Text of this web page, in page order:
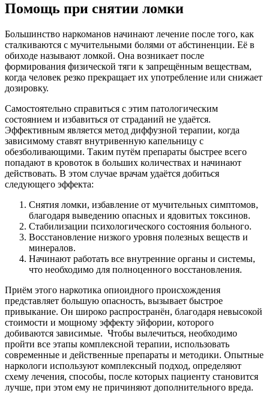
Помощь при снятии ломки
Большинство наркоманов начинают лечение после того, как
сталкиваются с мучительными болями от абстиненции. Её в
обиходе называют ломкой. Она возникает после
формирования физической тяги к запрещённым веществам,
когда человек резко прекращает их употребление или снижает
дозировку.
Самостоятельно справиться с этим патологическим
состоянием и избавиться от страданий не удаётся.
Эффективным является метод диффузной терапии, когда
зависимому ставят внутривенную капельницу с
обезболивающими. Таким путём препараты быстрее всего
попадают в кровоток в больших количествах и начинают
действовать. В этом случае врачам удаётся добиться
следующего эффекта:
Снятия ломки, избавление от мучительных симптомов,
благодаря выведению опасных и ядовитых токсинов.
Стабилизации психологического состояния больного.
Восстановление низкого уровня полезных веществ и
минералов.
Начинают работать все внутренние органы и системы,
что необходимо для полноценного восстановления.
Приём этого наркотика опиоидного происхождения
представляет большую опасность, вызывает быстрое
привыкание. Он широко распространён, благодаря невысокой
стоимости и мощному эффекту эйфории, которого
добиваются зависимые. Чтобы вылечиться, необходимо
пройти все этапы комплексной терапии, использовать
современные и действенные препараты и методики. Опытные
наркологи используют комплексный подход, определяют
схему лечения, способы, после которых пациенту становится
лучше, при этом ему не причиняют дополнительного вреда.